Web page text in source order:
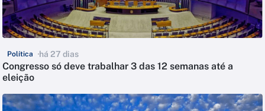
Política há 27 dias
Congresso só deve trabalhar 3 das 12 semanas até a
eleição